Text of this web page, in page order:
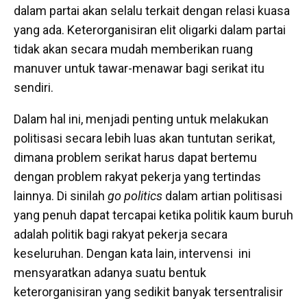
dalam partai akan selalu terkait dengan relasi kuasa
yang ada. Keterorganisiran elit oligarki dalam partai
tidak akan secara mudah memberikan ruang
manuver untuk tawar-menawar bagi serikat itu
sendiri.
Dalam hal ini, menjadi penting untuk melakukan
politisasi secara lebih luas akan tuntutan serikat,
dimana problem serikat harus dapat bertemu
dengan problem rakyat pekerja yang tertindas
lainnya. Di sinilah go politics dalam artian politisasi
yang penuh dapat tercapai ketika politik kaum buruh
adalah politik bagi rakyat pekerja secara
keseluruhan. Dengan kata lain, intervensi ini
mensyaratkan adanya suatu bentuk
keterorganisiran yang sedikit banyak tersentralisir